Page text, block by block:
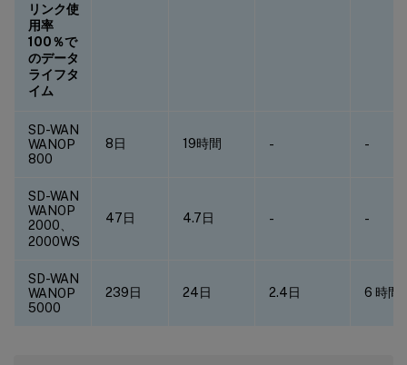
リンク使
用率
100％で
のデータ
ライフタ
イム
SD-WAN
WANOP
800
8日 19時間 - -
SD-WAN
WANOP
2000、
2000WS
47日 4.7日 - -
SD-WAN
WANOP
5000
239日 24日 2.4日 6 時間